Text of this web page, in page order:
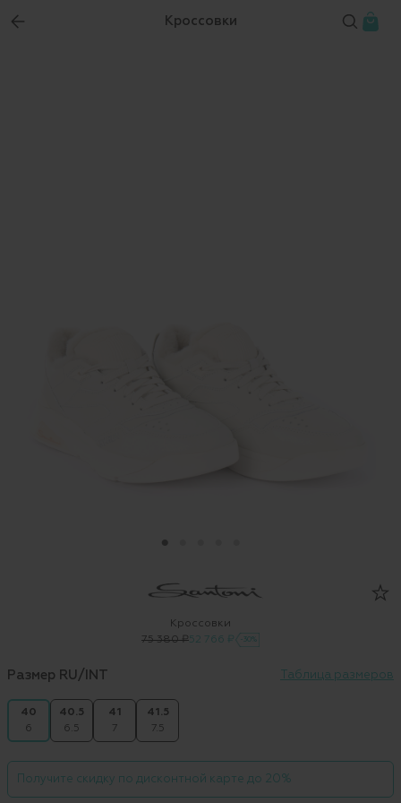
Кроссовки
Кроссовки
75 380 ₽52 766 ₽ -30%
Размер RU/INT Таблица размеров
40
6
40.5
6.5
41
7
41.5
7.5
Получите скидку по дисконтной карте до 20%